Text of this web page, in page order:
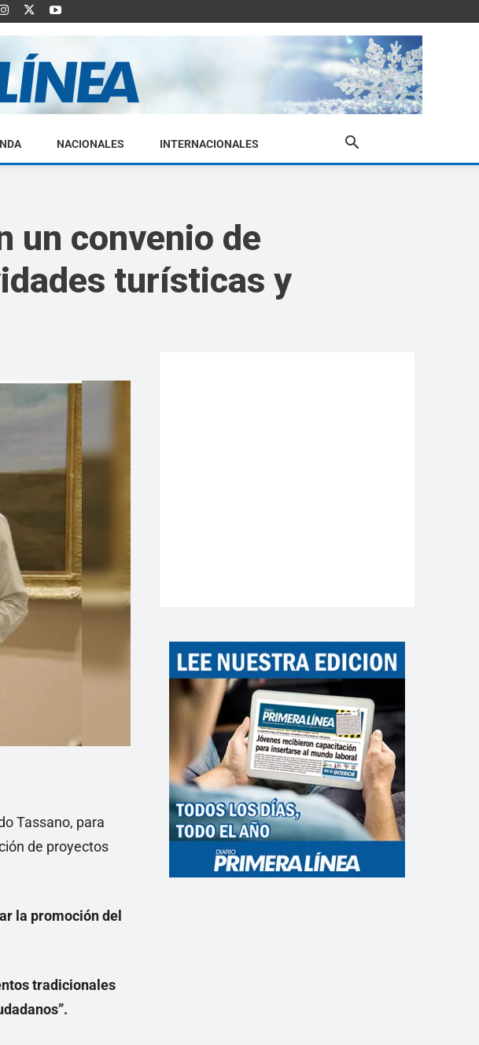
NACIONALES INTERNACIONALES
un convenio de
turísticas y
Tassano, para
de proyectos
la promoción del
tradicionales